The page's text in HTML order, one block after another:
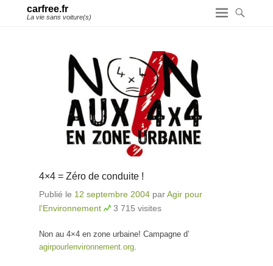
carfree.fr
La vie sans voiture(s)
4×4 = Zéro de conduite !
Publié le 12 septembre 2004 parAgir pour
l'Environnement
3 715 visites
Non au 4×4 en zone urbaine! Campagne d’
agirpourlenvironnement.org